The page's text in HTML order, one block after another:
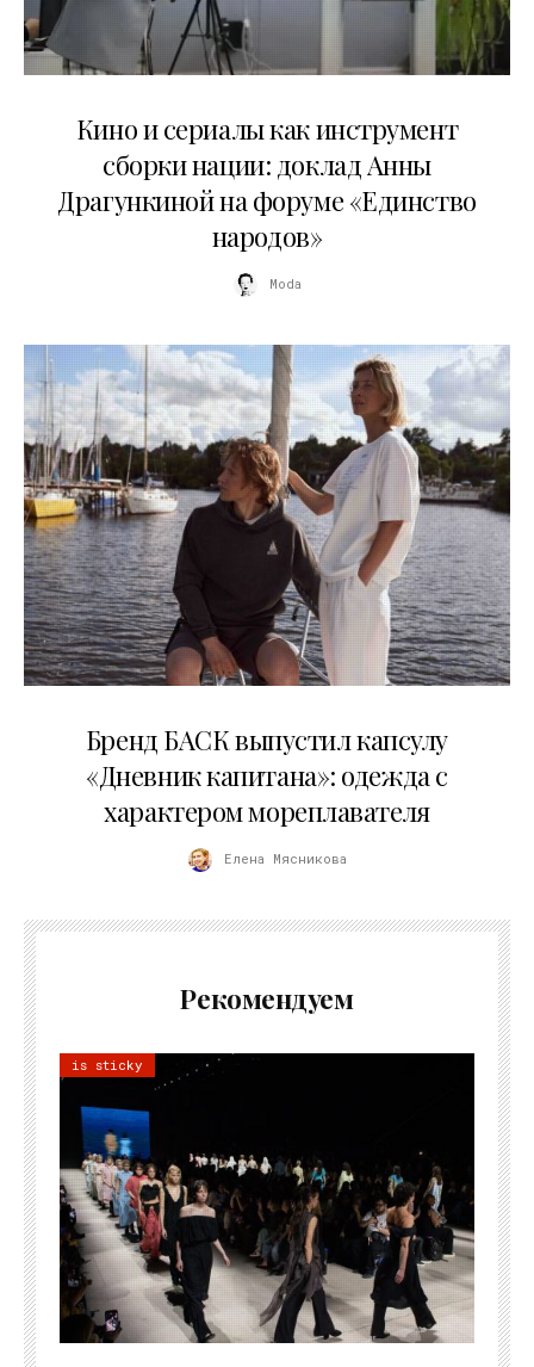
Кино и сериалы как инструмент
сборки нации: доклад Анны
Драгункиной на форуме «Единство
народов»
Moda
Бренд БАСК выпустил капсулу
«Дневник капитана»: одежда с
характером мореплавателя
Елена Мясникова
Рекомендуем
is sticky